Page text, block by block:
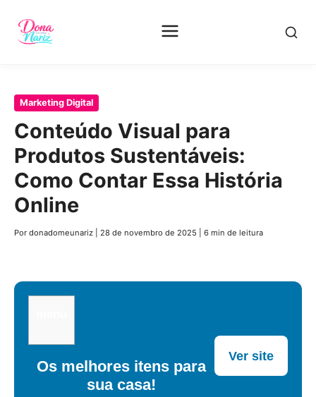
Pular
conteúdo
principal
Marketing Digital
Conteúdo Visual para
Produtos Sustentáveis:
Como Contar Essa História
Online
Por donadomeunariz 28 de novembro de 2025 6 min de leitura
Os melhores itens para
sua casa!
Ver site